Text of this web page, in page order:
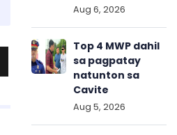
Aug 6, 2026
Top 4 MWP dahil
sa pagpatay
natunton sa
Cavite
Aug 5, 2026